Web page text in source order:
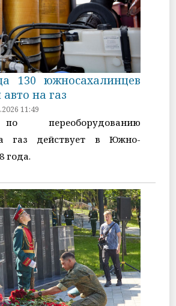
130 южносахалинцев
на газ
11:49
переоборудованию
газ действует в Южно-
года.